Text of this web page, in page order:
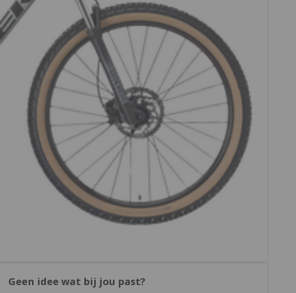
Geen idee wat bij jou past?